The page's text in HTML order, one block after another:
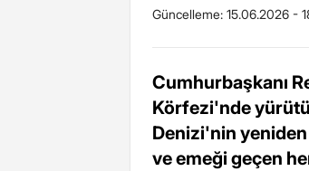
Güncelleme: 15.06.2026 -
Cumhurbaşkanı
Körfezi'nde
Denizi'nin yeniden
ve emeği geçen